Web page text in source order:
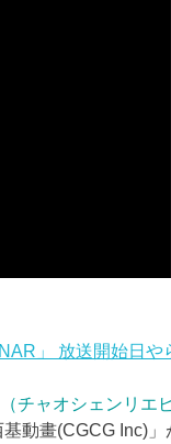
」 放送開始日
（チャオシェンリエ
動畫(CGCG Inc)」